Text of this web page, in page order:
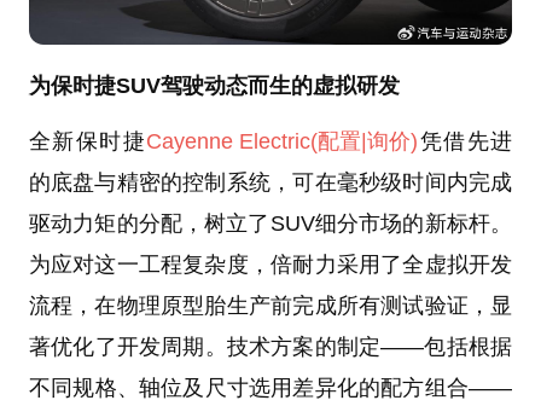
为保时捷SUV驾驶动态而生的虚拟研发
全新保时捷Cayenne Electric(配置 |询价)凭借先进
的底盘与精密的控制系统，可在毫秒级时间内完成
驱动力矩的分配，树立了SUV细分市场的新标杆。
为应对这一工程复杂度，倍耐力采用了全虚拟开发
流程，在物理原型胎生产前完成所有测试验证，显
著优化了开发周期。技术方案的制定——包括根据
不同规格、轴位及尺寸选用差异化的配方组合——